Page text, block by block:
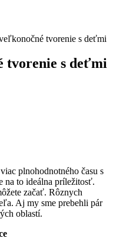
tvorenie s deťmi
tvorenie s deťmi
plnohodnotného času s
na to ideálna príležitosť.
začať. Rôznych
Aj my sme prebehli pár
oblastí.